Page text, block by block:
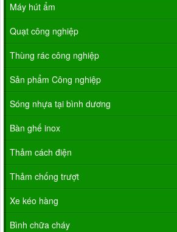
Máy hút ẩm
Quạt công nghiệp
Thùng rác công nghiệp
Sản phẩm Công nghiệp
Sóng nhựa tại bình dương
Bàn ghế inox
Thảm cách điện
Thảm chống trượt
Xe kéo hàng
Bình chữa cháy